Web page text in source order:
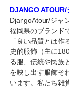
DJANGO
DjangoAtour/ジャ
福岡県のブランド
「良い品質とは
史的服飾（主に
る服、伝統や民族
を映し出す服飾そ
います。私たち雑